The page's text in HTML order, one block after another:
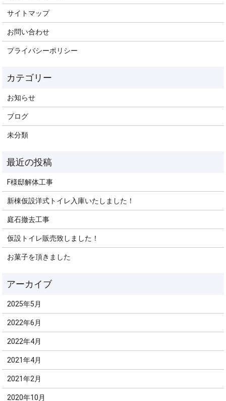
サイトマップ
お問い合わせ
プライバシーポリシー
お知らせ
ブログ
未分類
F様邸解体工事
新棟仮設洋式トイレ入庫いたしました！
庭石撤去工事
仮設トイレ販売致しました！
お菓子を頂きました
2025年5月
2022年6月
2022年4月
2021年4月
2021年2月
2020年10月